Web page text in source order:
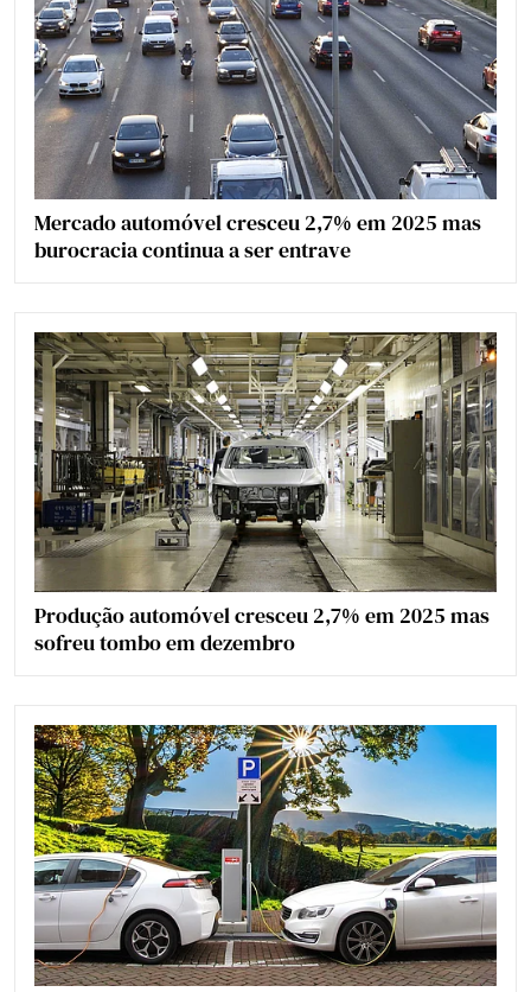
Mercado automóvel cresceu 2,7% em 2025 mas
burocracia continua a ser entrave
Produção automóvel cresceu 2,7% em 2025 mas
sofreu tombo em dezembro